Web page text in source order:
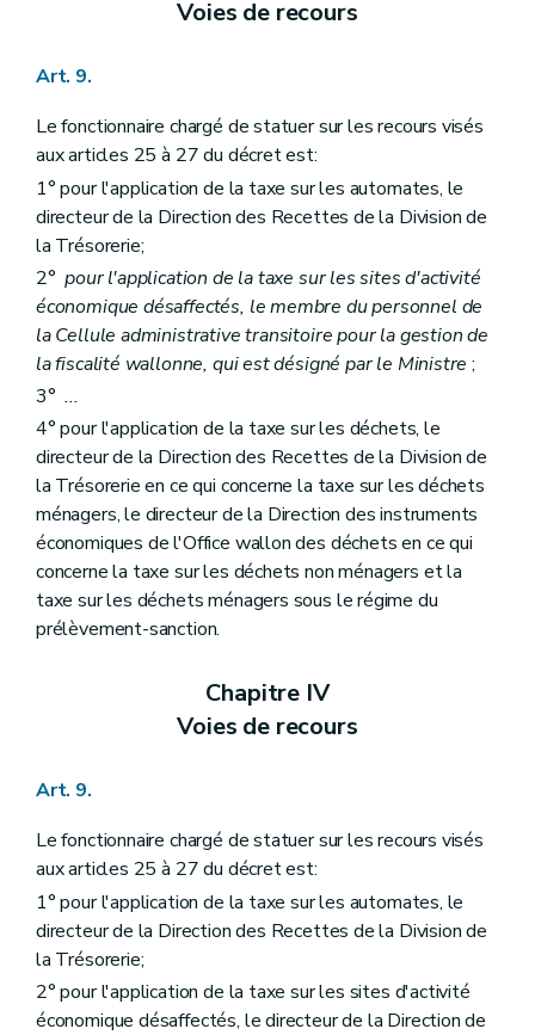
Voies de recours
Art. 9.
Le fonctionnaire chargé de statuer sur les recours visés
aux articles 25 à 27 du décret est:
1° pour l'application de la taxe sur les automates, le
directeur de la Direction des Recettes de la Division de
la Trésorerie;
2°pour l'application de la taxe sur les sites d'activité
économique désaffectés, le membre du personnel de
la Cellule administrative transitoire pour la gestion de
la fiscalité wallonne, qui est désigné par le Ministre ;
3°...
4° pour l'application de la taxe sur les déchets, le
directeur de la Direction des Recettes de la Division de
la Trésorerie en ce qui concerne la taxe sur les déchets
ménagers, le directeur de la Direction des instruments
économiques de l'Office wallon des déchets en ce qui
concerne la taxe sur les déchets non ménagers et la
taxe sur les déchets ménagers sous le régime du
prélèvement-sanction.
Chapitre IV
Voies de recours
Art. 9.
Le fonctionnaire chargé de statuer sur les recours visés
aux articles 25 à 27 du décret est:
1° pour l'application de la taxe sur les automates, le
directeur de la Direction des Recettes de la Division de
la Trésorerie;
2° pour l'application de la taxe sur les sites d'activité
économique désaffectés, le directeur de la Direction de